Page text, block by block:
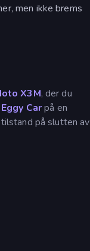
men ikke brems
X3M, der du
Eggy Carpå en
på slutten av